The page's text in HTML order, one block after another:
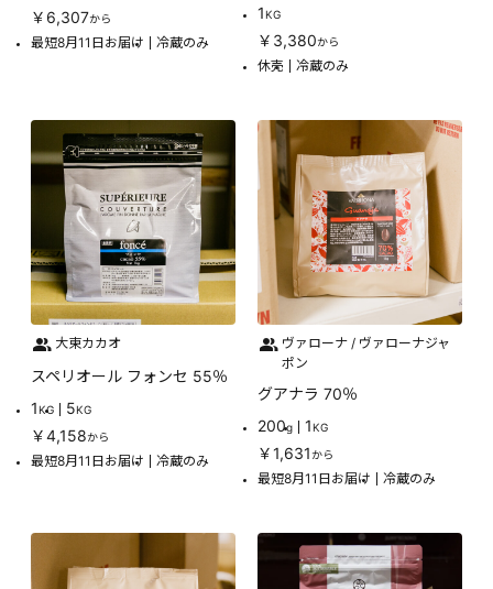
￥6,307から
最短8月11日お届け 冷蔵のみ
1KG
￥3,380から
休売 冷蔵のみ
大東カカオ
スペリオール フォンセ 55％
1KG 5KG
￥4,158から
最短8月11日お届け 冷蔵のみ
ヴァローナ / ヴァローナジャ
ポン
グアナラ 70％
200g 1KG
￥1,631から
最短8月11日お届け 冷蔵のみ